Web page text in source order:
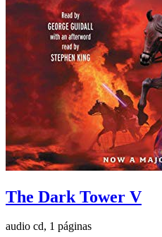
The Dark Tower V
audio cd, 1 páginas